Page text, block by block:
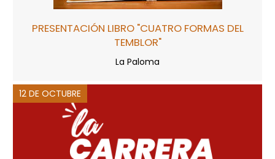
PRESENTACIÓN LIBRO "CUATRO FORMAS DEL
TEMBLOR"
La Paloma
12 DE OCTUBRE